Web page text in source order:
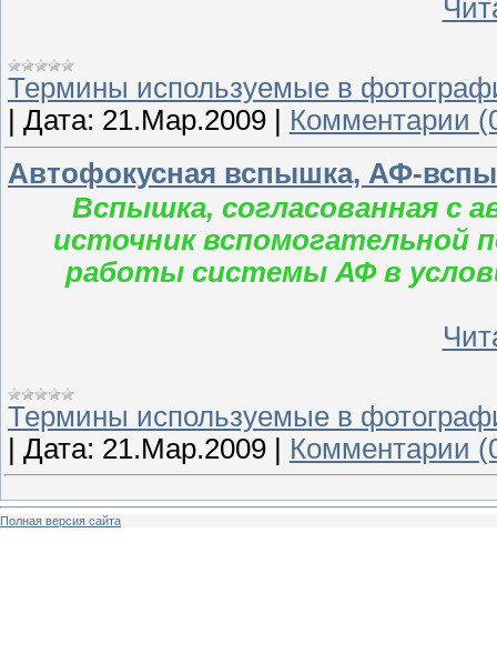
Термины используемые в
Дата: 21.Мар.2009
Комментарии
Автофокусная вспышка, АФ-
Вспышка, согласованная с
источник вспомогательной
работы системы АФ в
Термины используемые в
Дата: 21.Мар.2009 Комментарии
Полная версия сайта